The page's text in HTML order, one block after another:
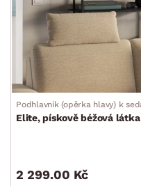
FUNKCE
ZPŮSOB PROVEDENÍ
STYL
ZNAČKA
Podhlavník (opěrka hlavy) k
Elite, pískově béžová látka
2 299.00 Kč